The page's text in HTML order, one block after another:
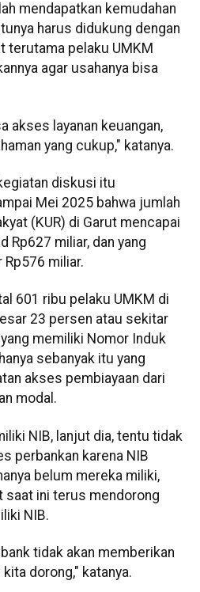
mendapatkan kemudahan
harus didukung dengan
terutama pelaku UMKM
agar usahanya bisa
akses layanan keuangan,
yang cukup," katanya.
diskusi itu
Mei 2025 bahwa jumlah
(KUR) di Garut mencapai
Rp627 miliar, dan yang
miliar.
601 ribu pelaku UMKM di
23 persen atau sekitar
memiliki Nomor Induk
sebanyak itu yang
akses pembiayaan dari
modal.
NIB, lanjut dia, tentu tidak
perbankan karena NIB
belum mereka miliki,
saat ini terus mendorong
NIB.
tidak akan memberikan
dorong," katanya.